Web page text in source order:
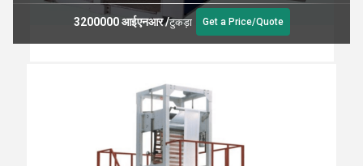
3200000 आईएनआर/टुकड़ा Get a Price/Quote